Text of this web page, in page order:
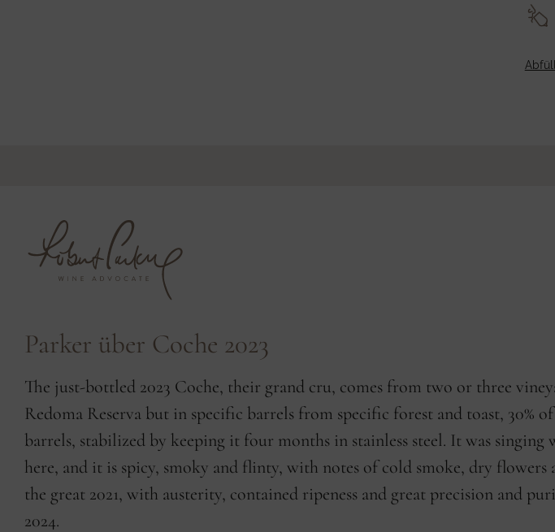
Parker über Coche 2023
The just-bottled 2023 Coche, their grand cru, comes from two or three
Redoma Reserva but in specific barrels from specific forest and toast, 30%
barrels, stabilized by keeping it four months in stainless steel. It was
here, and it is spicy, smoky and flinty, with notes of cold smoke, dry
the great 2021, with austerity, contained ripeness and great precision and
2024.